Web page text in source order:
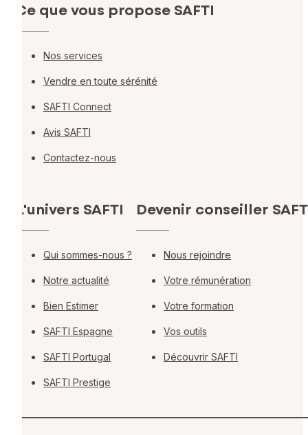
Ce que vous propose SAFTI
Nos services
Vendre en toute sérénité
SAFTI Connect
Avis SAFTI
Contactez-nous
L'univers SAFTI
Qui sommes-nous ?
Notre actualité
Bien Estimer
SAFTI Espagne
SAFTI Portugal
SAFTI Prestige
Devenir conseiller
Nous rejoindre
Votre rémunération
Votre formation
Vos outils
Découvrir SAFTI